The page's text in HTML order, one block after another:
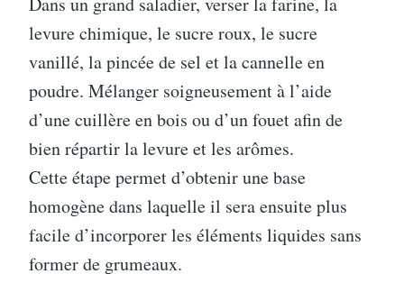
levure chimique, le sucre roux, le sucre
vanillé, la pincée de sel et la cannelle en
poudre. Mélanger soigneusement à l’aide
d’une cuillère en bois ou d’un fouet afin de
bien répartir la levure et les arômes.
Cette étape permet d’obtenir une base
homogène dans laquelle il sera ensuite plus
facile d’incorporer les éléments liquides sans
former de grumeaux.